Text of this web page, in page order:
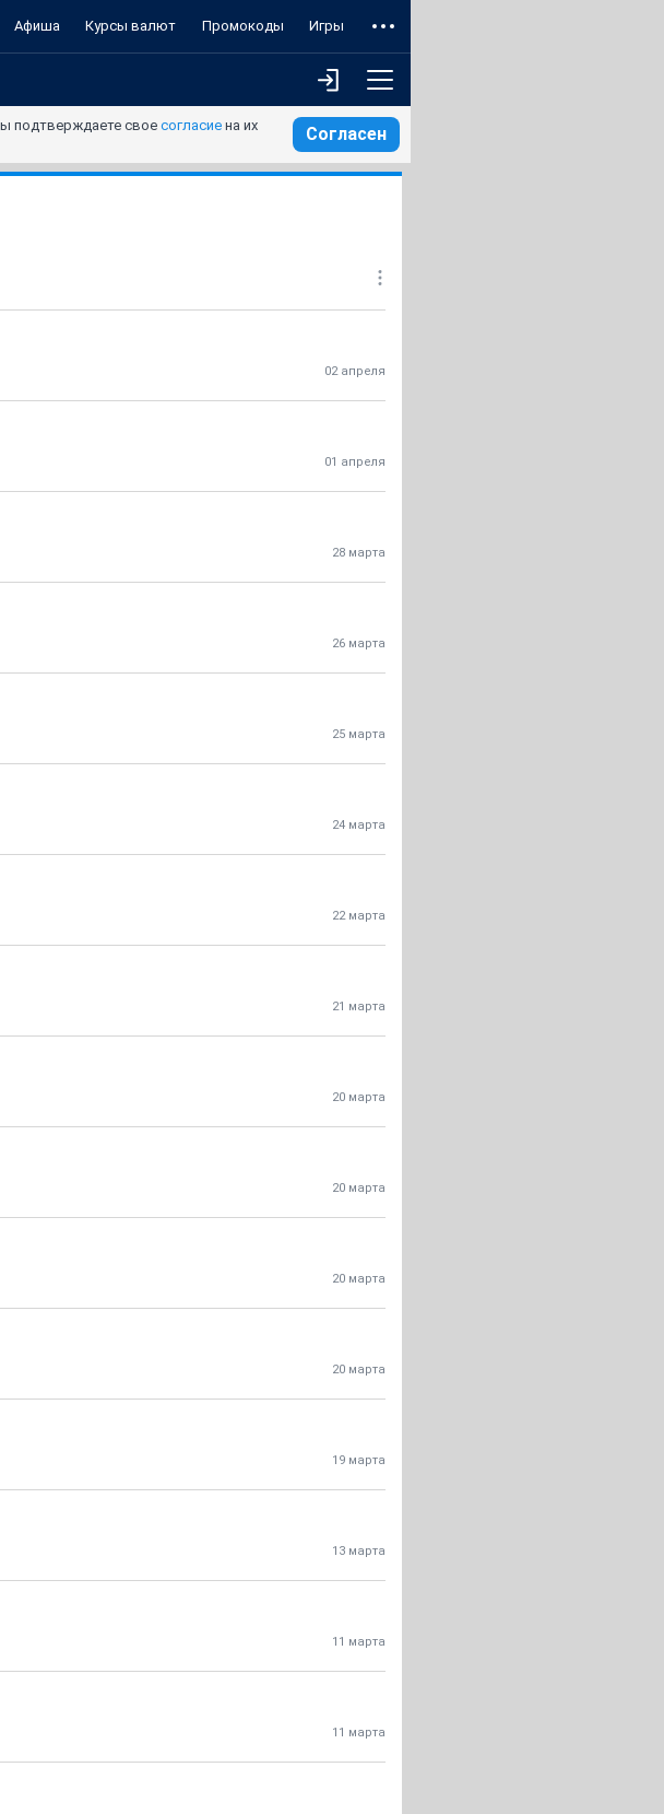
Афиша Курсы валют Промокоды Игры
подтверждаете свое согласие на их
Согласен
02 апреля
01 апреля
28 марта
26 марта
25 марта
24 марта
22 марта
21 марта
20 марта
20 марта
20 марта
20 марта
19 марта
13 марта
11 марта
11 марта